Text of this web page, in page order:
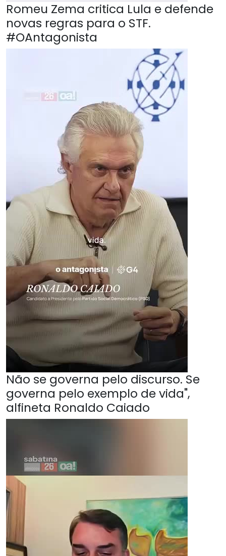
Romeu Zema critica Lula e defende
novas regras para o STF.
#OAntagonista
Não se governa pelo discurso. Se
governa pelo exemplo de vida",
alfineta Ronaldo Caiado